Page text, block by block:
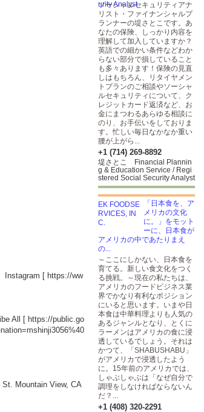
Instagram [ https://ww
All [ https://public.go
Mountain View, CA
ソーシャルセキュリティアナ
リスト・ファイナンシャルプ
ランナーの堤さとこです。あ
なたの保険、しっかり内容を
理解して加入していますか？
英語での細かい条件などわか
らない部分で損していること
も多々あります！保険の見直
しはもちろん、リタイヤメン
トプランのご相談やソーシャ
ルセキュリティについて、ク
レジットカード返済など、お
金にまつわるあらゆる相談に
のり、お手伝いをしておりま
す。忙しい毎日なかなか重い
腰が上がら...
+1 (714) 269-8892
堤さとこ Financial Plannin
g & Education Service / Regi
stered Social Security Analyst
「日本食を、ア
メリカの文化
に。」をモット
ーに、日本食が
アメリカの中であたりまえ
の...
～ここにしかない、日本食を
育てる。新しい食文化をつく
る挑戦。～現在の私たちは、
アメリカのフードビジネス業
界でかなり有利なポジション
にいると思います。いまや日
本食は中華料理よりも人気の
あるジャンルとなり、とくに
ラーメンはアメリカの食に浸
透しているでしょう。それは
かつて、「SHABUSHABU」
がアメリカで浸透したよう
に。15年前のアメリカでは、
しゃぶしゃぶは「なぜ自分で
調理をしなければならないん
だ？...
+1 (408) 320-2291